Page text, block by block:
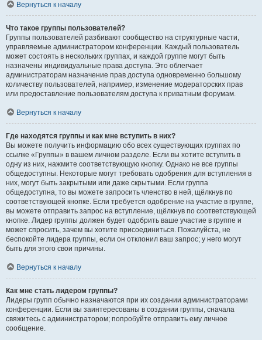
Вернуться к началу
Что такое группы пользователей?
Группы пользователей разбивают сообщество на структурные части,
управляемые администратором конференции. Каждый пользователь
может состоять в нескольких группах, и каждой группе могут быть
назначены индивидуальные права доступа. Это облегчает
администраторам назначение прав доступа одновременно большому
количеству пользователей, например, изменение модераторских прав
или предоставление пользователям доступа к приватным форумам.
Вернуться к началу
Где находятся группы и как мне вступить в них?
Вы можете получить информацию обо всех существующих группах по
ссылке «Группы» в вашем личном разделе. Если вы хотите вступить в
одну из них, нажмите соответствующую кнопку. Однако не все группы
общедоступны. Некоторые могут требовать одобрения для вступления в
них, могут быть закрытыми или даже скрытыми. Если группа
общедоступна, то вы можете запросить членство в ней, щёлкнув по
соответствующей кнопке. Если требуется одобрение на участие в группе,
вы можете отправить запрос на вступление, щёлкнув по соответствующей
кнопке. Лидер группы должен будет одобрить ваше участие в группе и
может спросить, зачем вы хотите присоединиться. Пожалуйста, не
беспокойте лидера группы, если он отклонил ваш запрос; у него могут
быть для этого свои причины.
Вернуться к началу
Как мне стать лидером группы?
Лидеры групп обычно назначаются при их создании администраторами
конференции. Если вы заинтересованы в создании группы, сначала
свяжитесь с администратором; попробуйте отправить ему личное
сообщение.